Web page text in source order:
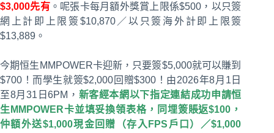
$3,000先有。呢張卡每月額外獎賞上限係$500，以只簽
網上計即上限簽$10,870／以只簽海外計即上限簽
$13,889。
今期恒生MMPOWER卡迎新，只要簽$5,000就可以賺到
$700！而學生就簽$2,000回贈$300！由2026年8月1日
至8月31日6PM， 新客經本網以下指定連結成功申請恒
生MMPOWER卡並填妥換領表格，同埋簽賬返$100，
仲額外送$1,000現金回贈（存入FPS戶口）／$1,000